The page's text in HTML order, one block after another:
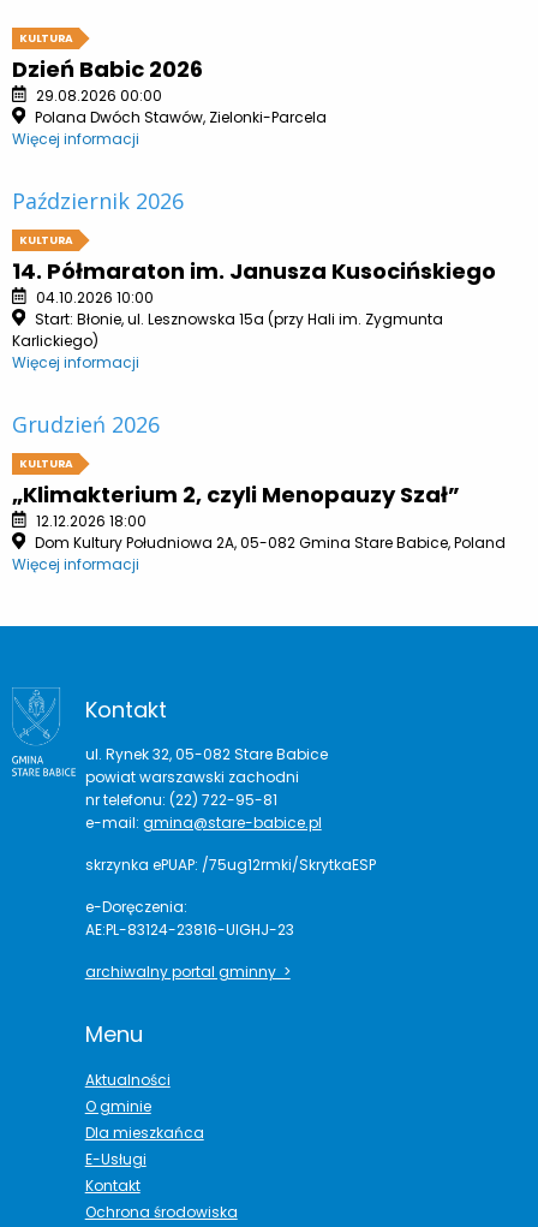
KULTURA
Dzień Babic 2026
29.08.2026 00:00
Polana Dwóch Stawów, Zielonki-Parcela
Więcej informacji
Październik 2026
KULTURA
14. Półmaraton im. Janusza Kusocińskiego
04.10.2026 10:00
Start: Błonie, ul. Lesznowska 15a (przy Hali im. Zygmunta
Karlickiego)
Więcej informacji
Grudzień 2026
KULTURA
„Klimakterium 2, czyli Menopauzy Szał”
12.12.2026 18:00
Dom Kultury Południowa 2A, 05-082 Gmina Stare Babice, Poland
Więcej informacji
Kontakt
ul. Rynek 32, 05-082 Stare Babice
powiat warszawski zachodni
nr telefonu: (22) 722-95-81
e-mail: gmina@stare-babice.pl
skrzynka ePUAP: /75ug12rmki/SkrytkaESP
e-Doręczenia:
AE:PL-83124-23816-UIGHJ-23
archiwalny portal gminny >
Menu
Aktualności
O gminie
Dla mieszkańca
E-Usługi
Kontakt
Ochrona środowiska